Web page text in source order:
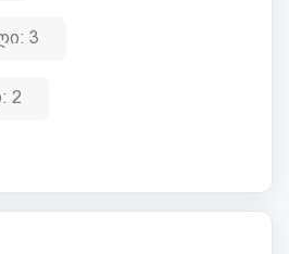
3
2